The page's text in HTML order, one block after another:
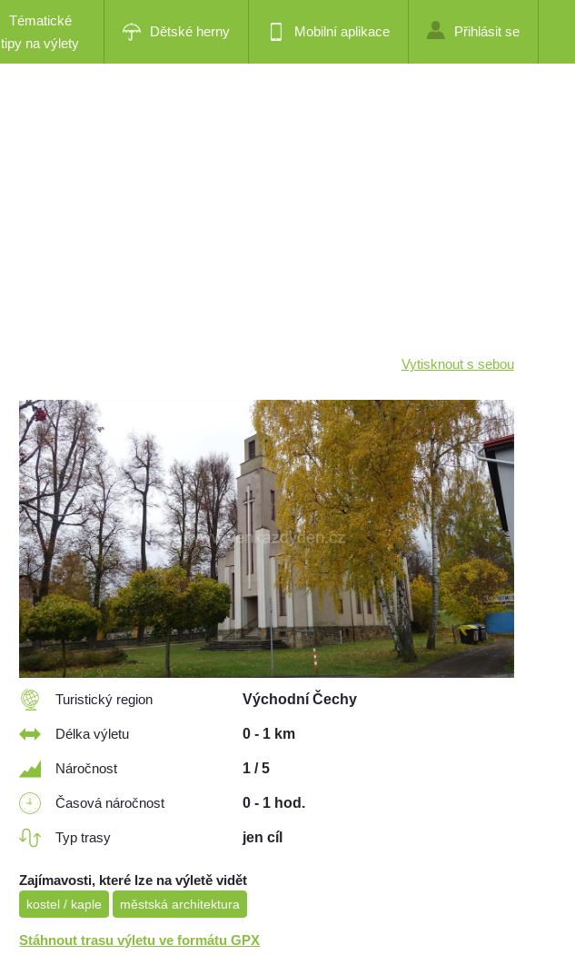
Tématické
tipy na výlety
Dětské herny Mobilní aplikace Přihlásit se
Vytisknout s sebou
Turistický region Východní Čechy
Délka výletu 0 - 1 km
Náročnost 1 / 5
Časová náročnost 0 - 1 hod.
Typ trasy jen cíl
Zajímavosti, které lze na výletě vidět
kostel / kaple městská architektura
Stáhnout trasu výletu ve formátu GPX